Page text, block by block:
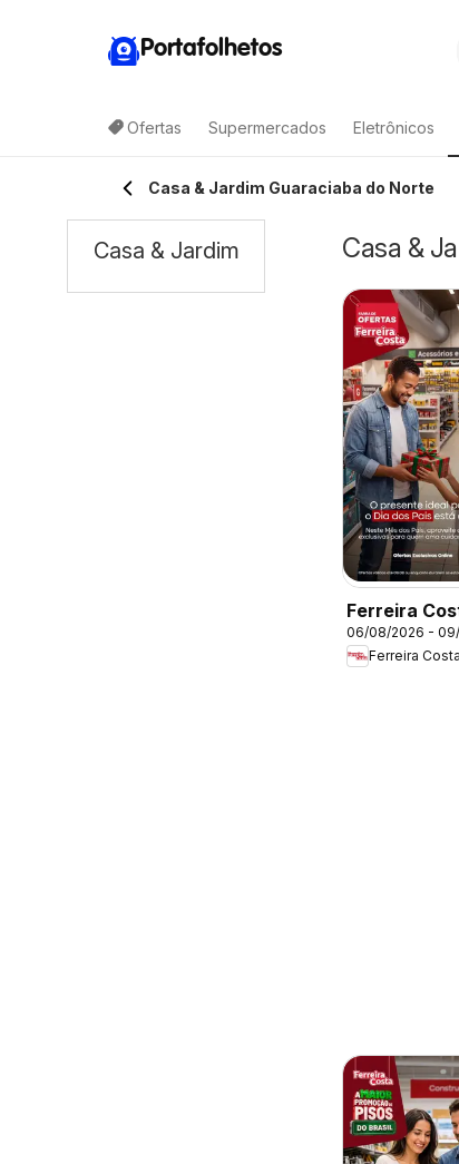
Portafolhetos
Ofertas Supermercados Eletrônicos
Casa & Jardim Guaraciaba do Norte
Casa &
Ferreira
ofertas Dia
Pais
06/08/2026 - 09/
Ferreira Costa
Casa & Jardim